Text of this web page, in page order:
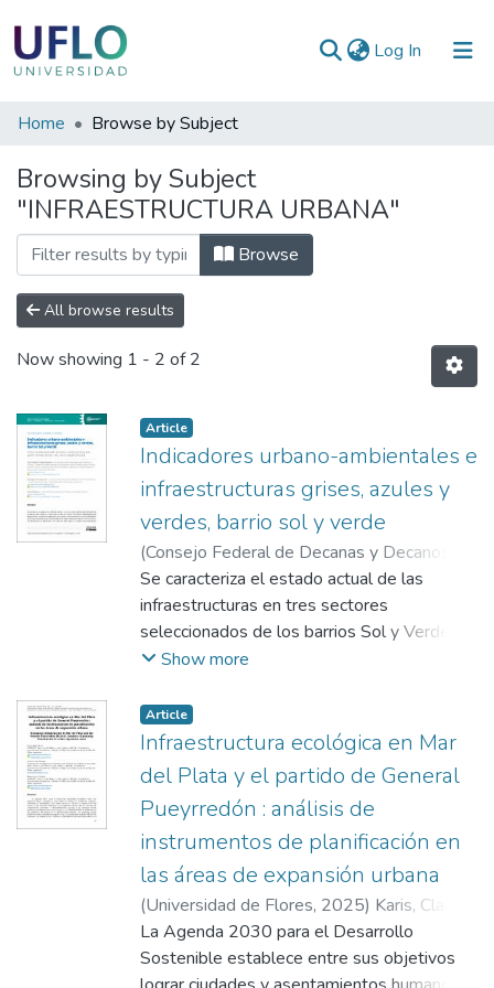
Log In (current)
Communities
Collections
All of RIUFLO
Home Browse by Subject
Browsing by Subject
"INFRAESTRUCTURA URBANA"
Browse
All browse results
Now showing 1 - 2 of 2
Article
Indicadores urbano-ambientales e
infraestructuras grises, azules y
verdes, barrio sol y verde
(Consejo Federal de Decanas y Decanos de
Ingeniería República Argentina,2025
Zuñiga Mendoza, Clara Victoria;Fernández
Ceci, Santiago;Figueira, Analía
Se caracteriza el estado actual de las
infraestructuras en tres sectores
seleccionados de los barrios Sol y Verde y
su extensión Los Hornos, José C. Paz,
partir de la aplicación de una matriz de
indicadores urbano-ambientales, para luego
proponer líneas programáticas de mejora
bajo la perspectiva de las Soluciones
Basadas en la Naturaleza. Para alcanzar
este objetivo se aplicó una metodología
cuali-cuantitativa que combinó el estudio de
documentos normativos, datos estadísticos,
registros audiovisuales, relevamientos en
territorio y entrevistas a funcionarios del
gobierno municipal, con la aplicación de
Show more
Article
Infraestructura ecológica en Mar
del Plata y el partido de General
Pueyrredón : análisis de
instrumentos de planificación en
las áreas de expansión urbana
(Universidad de Flores, 2025) Karis, Clara
María;Porta Bazán, Octavio;Zulaica, María
Laura
La Agenda 2030 para el Desarrollo
Sostenible establece entre sus objetivos